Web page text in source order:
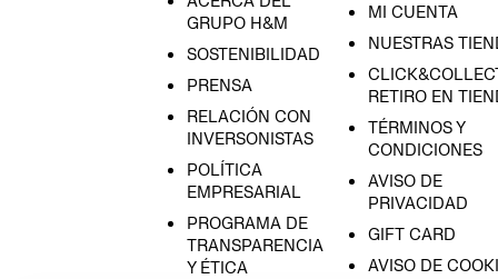
GRUPO H&M
SOSTENIBILIDAD
PRENSA
RELACIÓN CON
INVERSONISTAS
POLÍTICA
EMPRESARIAL
PROGRAMA DE
TRANSPARENCIA
Y ÉTICA
MI CUENTA
NUESTRAS
RETIRO EN
TÉRMINOS Y
CONDICIONES
AVISO DE
PRIVACIDAD
GIFT CARD
AVISO DE